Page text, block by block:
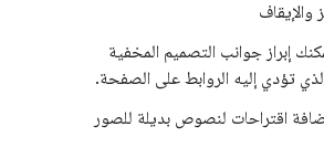
والإيقاف
إبراز جوانب التصميم المخفية
تؤدي إليه الروابط على الصفحة.
اقتراحات لنصوص بديلة للصور